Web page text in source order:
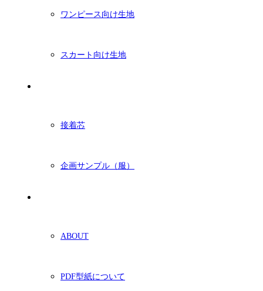
ワンピース向け生地
スカート向け生地
接着芯
企画サンプル（服）
ABOUT
PDF型紙について